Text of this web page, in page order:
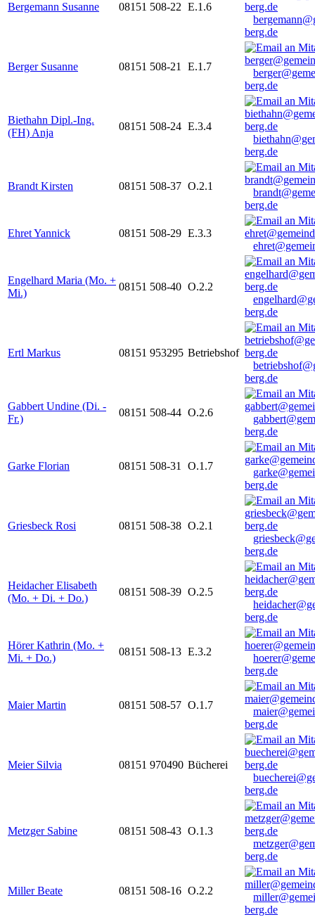
Bergemann Susanne 08151 508-22 E.1.6
berg.de
Berger Susanne 08151 508-21 E.1.7
berg.de
Biethahn Dipl.-Ing.
(FH) Anja
08151 508-24 E.3.4
berg.de
Brandt Kirsten 08151 508-37 O.2.1
berg.de
Ehret Yannick 08151 508-29 E.3.3
Engelhard Maria (Mo. +
Mi.)
08151 508-40 O.2.2
berg.de
Ertl Markus 08151 953295 Betriebshof
berg.de
Gabbert Undine (Di. -
Fr.)
08151 508-44 O.2.6
berg.de
Garke Florian 08151 508-31 O.1.7
berg.de
Griesbeck Rosi 08151 508-38 O.2.1
berg.de
Heidacher Elisabeth
(Mo. + Di. + Do.)
08151 508-39 O.2.5
berg.de
Hörer Kathrin (Mo. +
Mi. + Do.)
08151 508-13 E.3.2
berg.de
Maier Martin 08151 508-57 O.1.7
berg.de
Meier Silvia 08151 970490 Bücherei
berg.de
Metzger Sabine 08151 508-43 O.1.3
berg.de
Miller Beate 08151 508-16 O.2.2
berg.de